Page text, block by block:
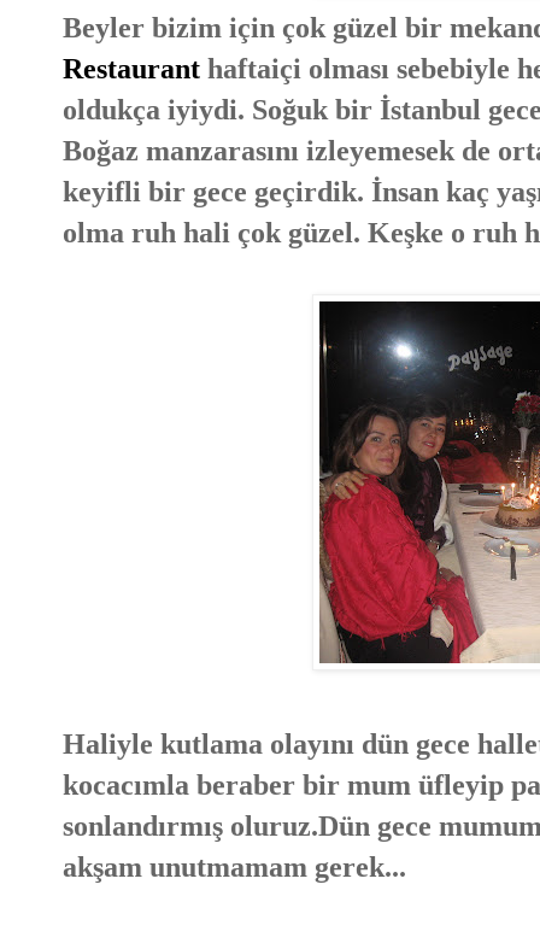
Beyler bizim için çok güzel bir
Restaurant haftaiçi olması sebebiyle
oldukça iyiydi. Soğuk bir İstanbul
Boğaz manzarasını izleyemesek de
keyifli bir gece geçirdik. İnsan kaç
olma ruh hali çok güzel. Keşke o ruh
Haliyle kutlama olayını dün gece
kocacımla beraber bir mum üfleyip
sonlandırmış oluruz.Dün gece
akşam unutmamam gerek...